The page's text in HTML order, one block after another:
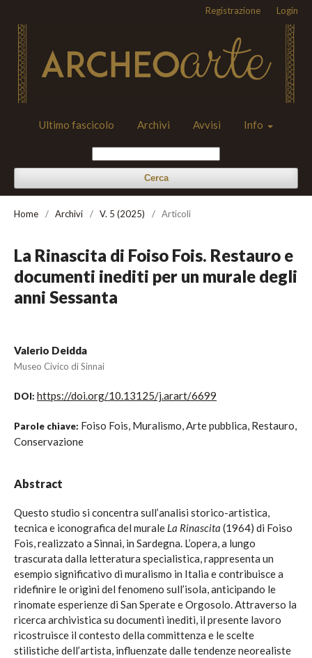
Ultimo fascicolo Archivi Avvisi Info
Cerca
Registrazione Login
Home / Archivi / V. 5 (2025) / Articoli
La Rinascita di Foiso Fois. Restauro e
documenti inediti per un murale degli
anni Sessanta
Valerio Deidda
Museo Civico di Sinnai
DOI: https://doi.org/10.13125/j.arart/6699
Parole chiave: Foiso Fois, Muralismo, Arte pubblica, Restauro,
Conservazione
Abstract
Questo studio si concentra sull’analisi storico-artistica,
tecnica e iconografica del murale La Rinascita (1964) di Foiso
Fois, realizzato a Sinnai, in Sardegna. L’opera, a lungo
trascurata dalla letteratura specialistica, rappresenta un
esempio significativo di muralismo in Italia e contribuisce a
ridefinire le origini del fenomeno sull’isola, anticipando le
rinomate esperienze di San Sperate e Orgosolo. Attraverso la
ricerca archivistica su documenti inediti, il presente lavoro
ricostruisce il contesto della committenza e le scelte
stilistiche dell’artista, influenzate dalle tendenze neorealiste